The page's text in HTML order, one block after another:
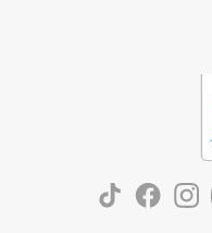
Case de vanzare in
Case de vanzare in Dobromir